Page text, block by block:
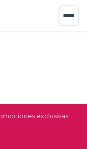
exclusivas